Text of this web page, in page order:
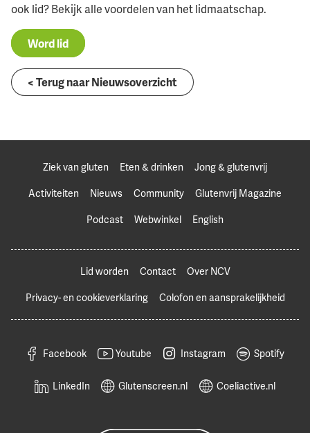
ook lid? Bekijk alle voordelen van het lidmaatschap.
Word lid
< Terug naar Nieuwsoverzicht
Ziek van gluten Eten & drinken
Jong & glutenvrij
Activiteiten
Nieuws Community
Glutenvrij Magazine
Podcast
Webwinkel English
Lid worden Contact
Over NCV
Privacy- en cookieverklaring
Colofon en aansprakelijkheid
Facebook Youtube Instagram Spotify
LinkedIn Glutenscreen.nl Coeliactive.nl